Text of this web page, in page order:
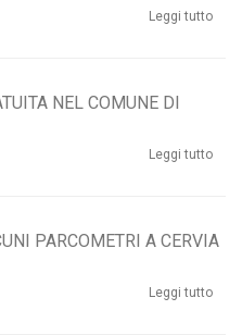
Leggi tutto
NEL COMUNE DI
Leggi tutto
PARCOMETRI A CERVIA
Leggi tutto